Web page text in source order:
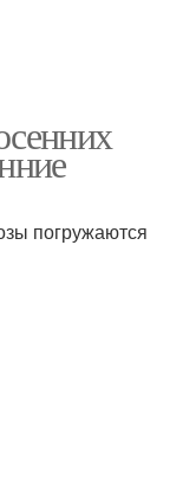
погружаются